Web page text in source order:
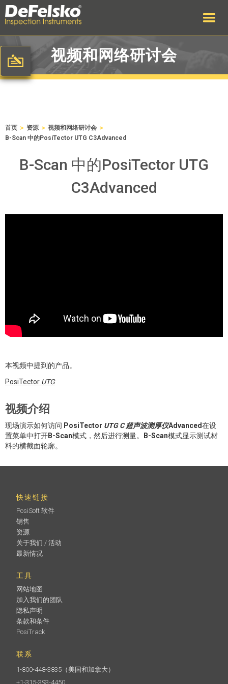
视频和网络研讨会
首页 > 资源 > 视频和网络研讨会 >
B-Scan 中的PosiTector UTG C3Advanced
B-Scan 中的PosiTector UTG
C3Advanced
本视频中提到的产品。
PosiTector UTG
视频介绍
现场演示如何访问 PosiTector UTG C 超声波测厚仪Advanced在设
置菜单中打开B-Scan模式，然后进行测量。 B-Scan模式显示测试材
料的横截面轮廓。
快速链接
PosiSoft 软件
销售
资源
关于我们 / 活动
最新情况
工具
网站地图
加入我们的团队
隐私声明
条款和条件
PosiTrack
联系
1-800-448-3835 （美国和加拿大）
+1-315-393-4450